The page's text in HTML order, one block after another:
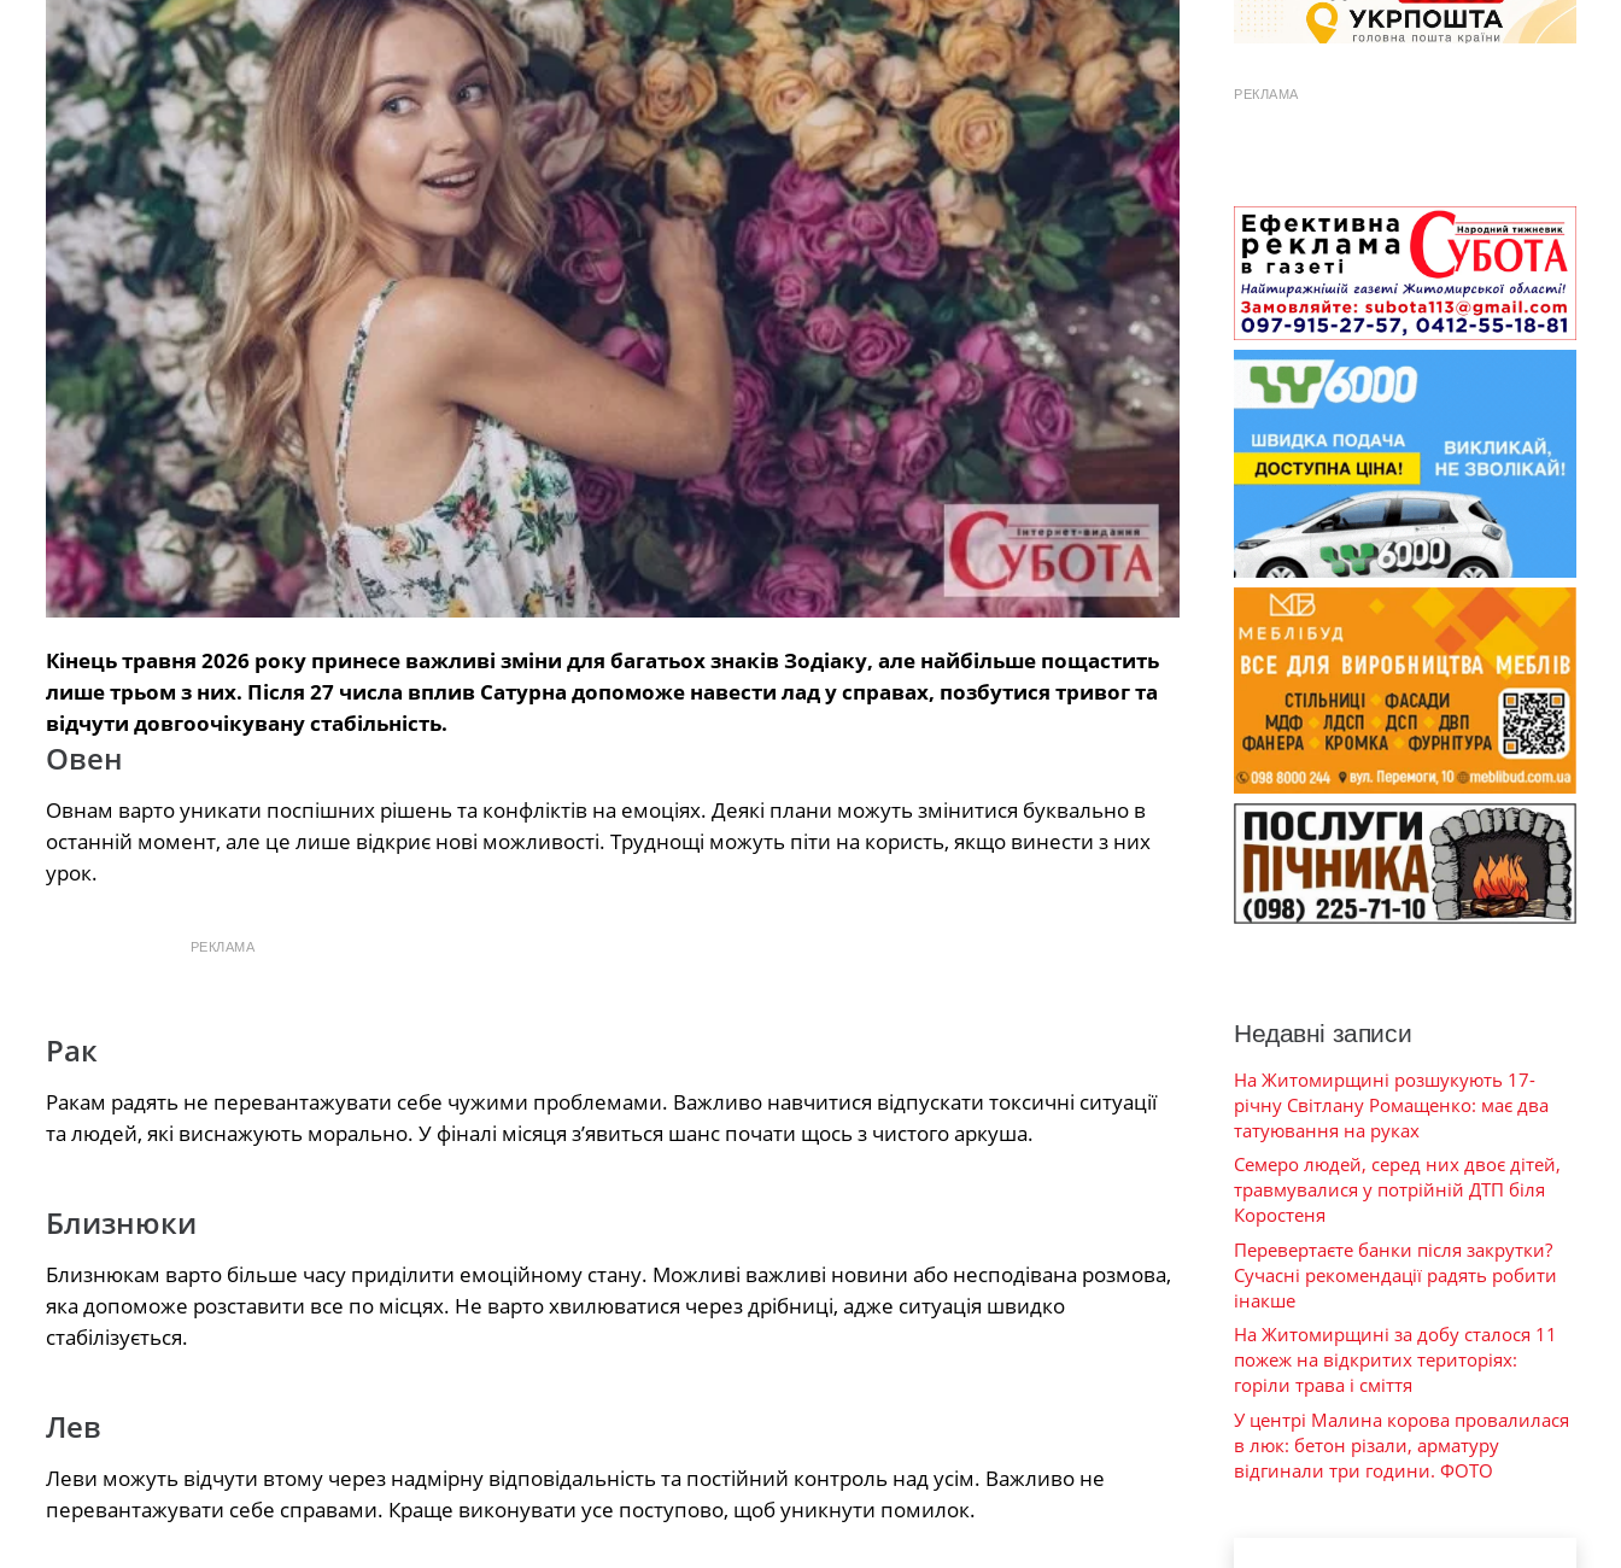
Кінець травня 2026 року принесе важливі зміни для багатьох знаків Зодіаку, але найбільше пощастить
лише трьом з них. Після 27 числа вплив Сатурна допоможе навести лад у справах, позбутися тривог та
відчути довгоочікувану стабільність.
Овен
Овнам варто уникати поспішних рішень та конфліктів на емоціях. Деякі плани можуть змінитися буквально в
останній момент, але це лише відкриє нові можливості. Труднощі можуть піти на користь, якщо винести з них
урок.
РЕКЛАМА
Рак
Ракам радять не перевантажувати себе чужими проблемами. Важливо навчитися відпускати токсичні ситуації
та людей, які виснажують морально. У фіналі місяця з’явиться шанс почати щось з чистого аркуша.
Близнюки
Близнюкам варто більше часу приділити емоційному стану. Можливі важливі новини або несподівана розмова,
яка допоможе розставити все по місцях. Не варто хвилюватися через дрібниці, адже ситуація швидко
стабілізується.
Лев
Леви можуть відчути втому через надмірну відповідальність та постійний контроль над усім. Важливо не
перевантажувати себе справами. Краще виконувати усе поступово, щоб уникнути помилок.
РЕКЛАМА
Недавні записи
На Житомирщині розшукують 17-
річну Світлану Ромащенко: має два
татуювання на руках
Семеро людей, серед них двоє дітей,
травмувалися у потрійній ДТП біля
Коростеня
Перевертаєте банки після закрутки?
Сучасні рекомендації радять робити
інакше
На Житомирщині за добу сталося 11
пожеж на відкритих територіях:
горіли трава і сміття
У центрі Малина корова провалилася
в люк: бетон різали, арматуру
відгинали три години. ФОТО